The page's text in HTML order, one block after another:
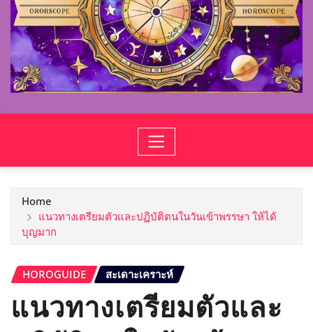
Home
แนวทางเตรียมตัวและปฏิบัติตนในวันเข้าพรรษา ให้ได้
บุญมาก
HOROGUIDE สะเดาะเคราะห์
แนวทางเตรียมตัวและ